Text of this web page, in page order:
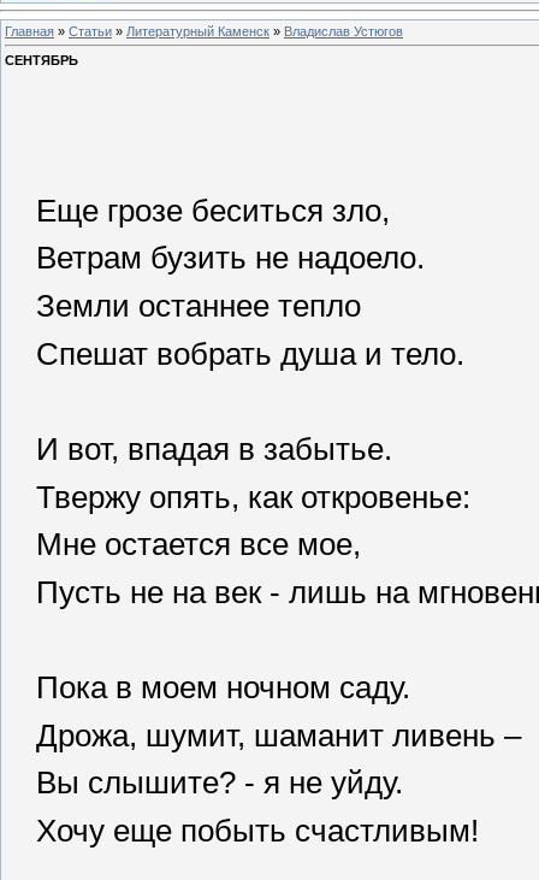
Главная » Статьи » Литературный Каменск » Владислав Устюгов
СЕНТЯБРЬ
Еще грозе беситься зло,
Ветрам бузить не надоело.
Земли останнее тепло
Спешат вобрать душа и тело.
И вот, впадая в забытье.
Твержу опять, как откровенье:
Мне остается все мое,
Пусть не на век - лишь на
Пока в моем ночном саду.
Дрожа, шумит, шаманит ливень –
Вы слышите? - я не уйду.
Хочу еще побыть счастливым!